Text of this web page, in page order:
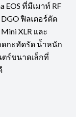
EOS ที่มีเมาท์ RF
ฟิลเตอร์ตัด
XLR และ
ดกะทัดรัด น้ำหนัก
ตร์ขนาดเล็กที่